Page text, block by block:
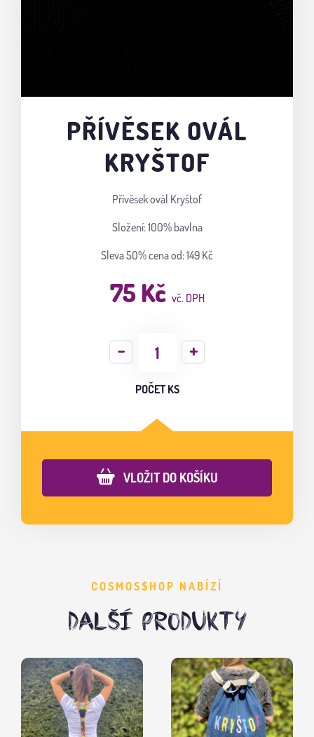
PŘÍVĚSEK OVÁL
KRYŠTOF
Přívěsek ovál Kryštof
Složení: 100% bavlna
Sleva 50%cena od: 149 Kč
75 Kč vč. DPH
POČET KS
VLOŽIT DO KOŠÍKU
COSMOS$HOP NABÍZÍ
DALŠÍ PRODUKTY